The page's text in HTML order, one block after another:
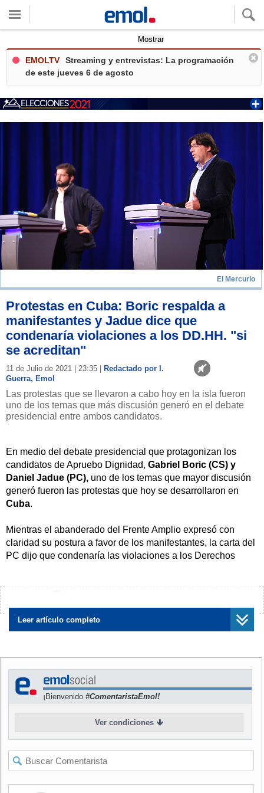
Mostrar
EMOLTV
Streaming y entrevistas: La programación
de este jueves 6 de agosto
+
El Mercurio
Protestas en Cuba: Boric respalda a
manifestantes y Jadue dice que
condenaría violaciones a los DD.HH. "si
se acreditan"
11 de Julio de 2021 | 23:35 |
Redactado por I.
Guerra, Emol
Las protestas que se llevaron a cabo hoy en la isla fueron
uno de los temas que más discusión generó en el debate
presidencial entre ambos candidatos.
En medio del debate presidencial que protagonizan los
candidatos de Apruebo Dignidad, Gabriel Boric (CS) y
Daniel Jadue (PC), uno de los temas que mayor discusión
generó fueron las protestas que hoy se desarrollaron en
Cuba.
Mientras el abanderado del Frente Amplio expresó con
claridad su postura a favor de los manifestantes, la carta del
PC dijo que condenaría las violaciones a los Derechos
NOTICIASRELACIONADAS
PC chileno manifiesta
protestas en diferentes
Presidenciales de Chile
respaldar al gobierno cubano
en medio de protestas y
Leer artículo completo
¡Bienvenido #ComentaristaEmol!
Ver condiciones